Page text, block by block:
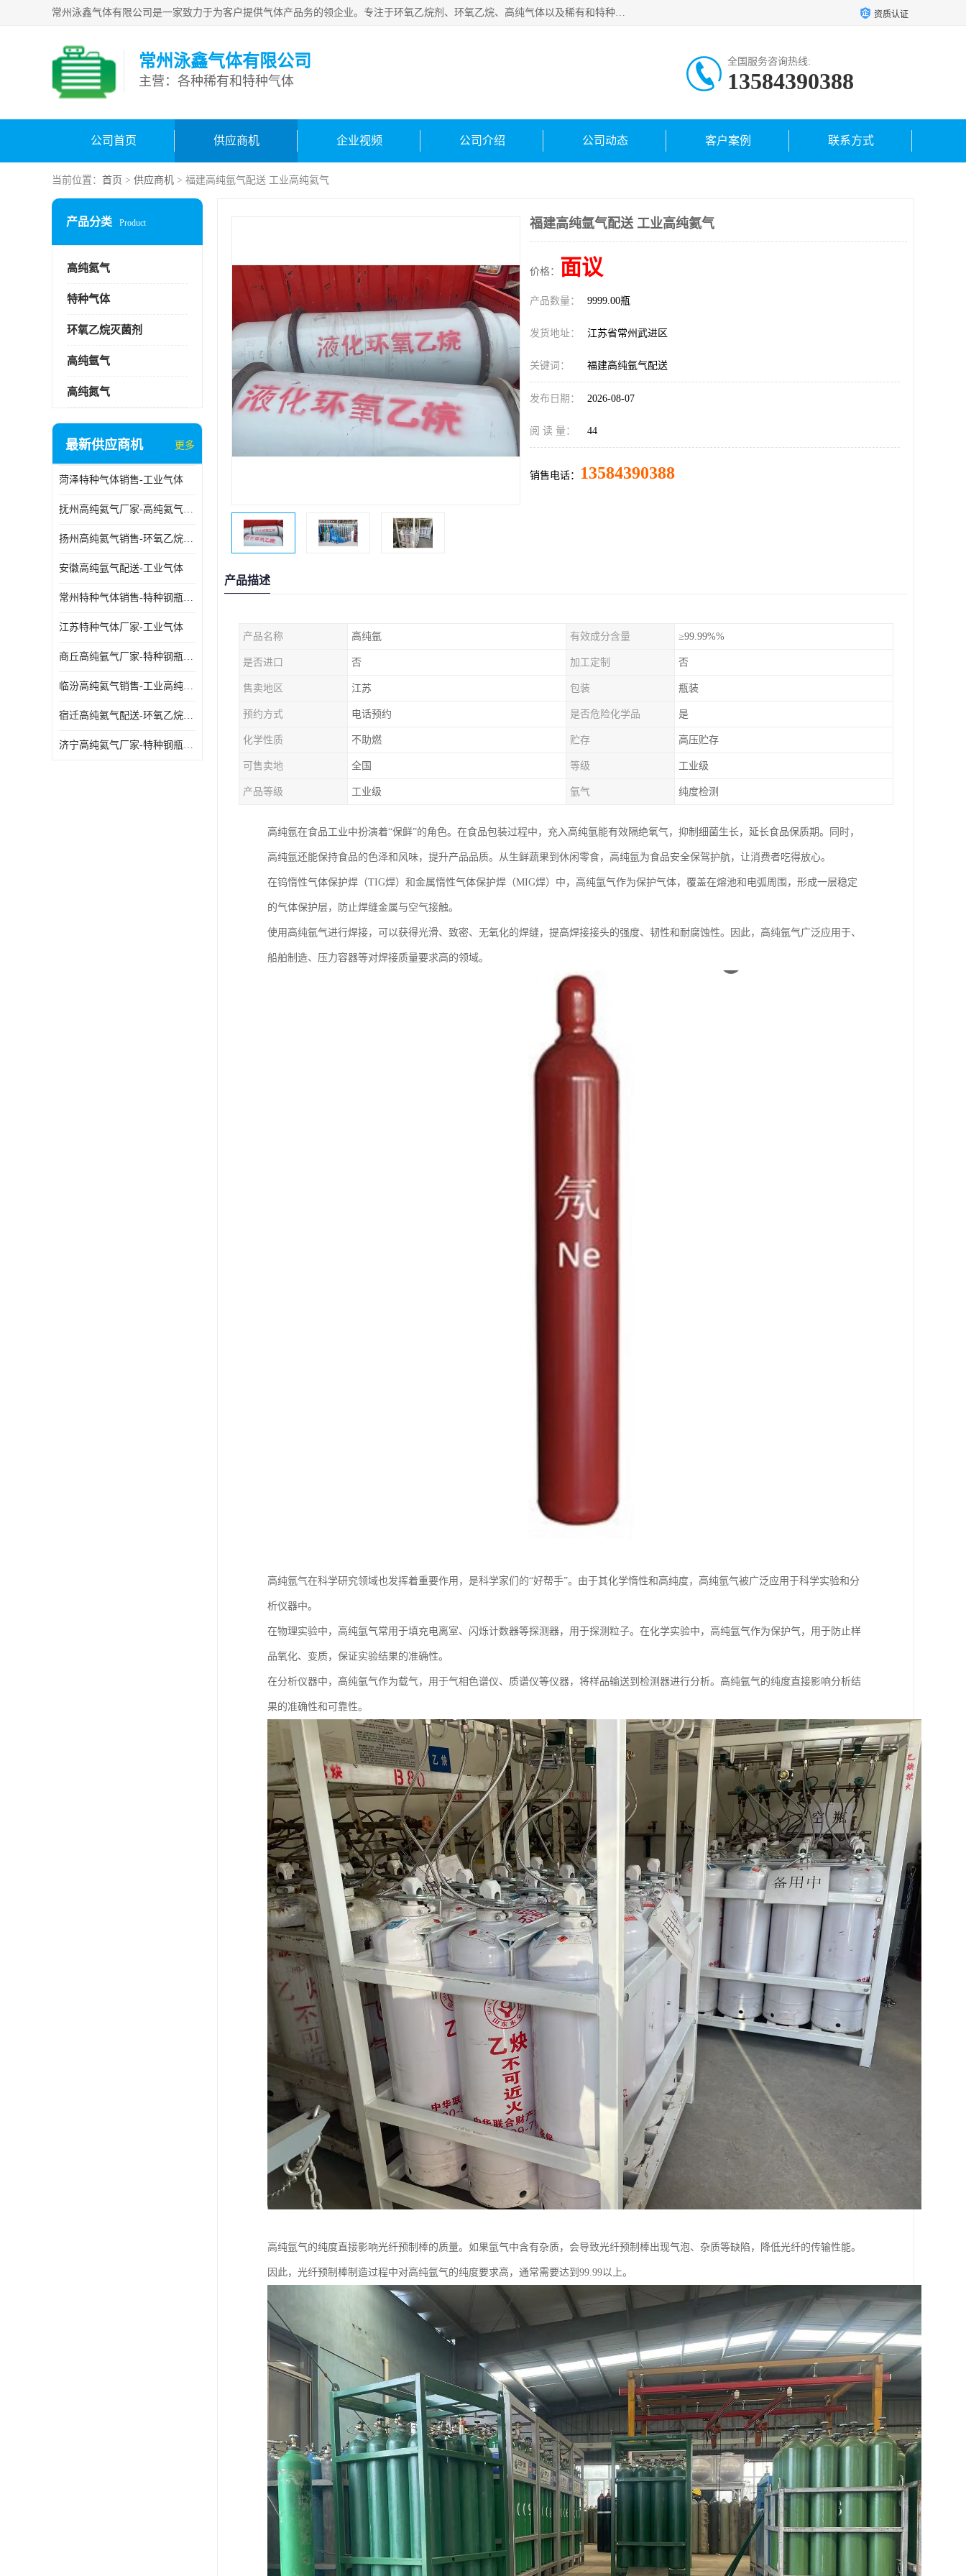
常州泳鑫气体有限公司是一家致力于为客户提供气体产品务的领企业。专注于环氧乙烷剂、环氧乙烷、高纯气体以及稀有和特种气体的研发、生产、销售和配送，产品广泛应用于医疗、电子、科研、化工、食品等多个领域。主要产品有：环氧乙烷灭菌剂，环氧乙烷，高纯氩，氮，氪，氙，氖，氘，笑，氦，氢，氧等各种稀有和特种气体。 资质认证
常州泳鑫气体有限公司
主营：各种稀有和特种气体
全国服务咨询热线:
13584390388
公司首页 供应商机 企业视频 公司介绍 公司动态 客户案例 联系方式
当前位置： 首页 > 供应商机 > 福建高纯氩气配送 工业高纯氦气
产品分类 Product
高纯氦气
特种气体
环氧乙烷灭菌剂
高纯氩气
高纯氮气
最新供应商机 更多
菏泽特种气体销售-工业气体
抚州高纯氦气厂家-高纯氦气标准气体
扬州高纯氦气销售-环氧乙烷灭菌剂
安徽高纯氩气配送-工业气体
常州特种气体销售-特种钢瓶年检配件销售
江苏特种气体厂家-工业气体
商丘高纯氩气厂家-特种钢瓶年检配件销售
临汾高纯氦气销售-工业高纯氦气
宿迁高纯氦气配送-环氧乙烷灭菌剂
济宁高纯氦气厂家-特种钢瓶年检配件销售
福建高纯氩气配送 工业高纯氦气
价格： 面议
产品数量： 9999.00瓶
发货地址： 江苏省常州武进区
关键词： 福建高纯氩气配送
发布日期： 2026-08-07
阅 读 量： 44
销售电话： 13584390388
产品描述
产品名称 高纯氩 有效成分含量 ≥99.99%%
是否进口 否 加工定制 否
售卖地区 江苏 包装 瓶装
预约方式 电话预约 是否危险化学品 是
化学性质 不助燃 贮存 高压贮存
可售卖地 全国 等级 工业级
产品等级 工业级 氩气 纯度检测
高纯氩在食品工业中扮演着“保鲜”的角色。在食品包装过程中，充入高纯氩能有效隔绝氧气，抑制细菌生长，延长食品保质期。同时，
高纯氩还能保持食品的色泽和风味，提升产品品质。从生鲜蔬果到休闲零食，高纯氩为食品安全保驾护航，让消费者吃得放心。
在钨惰性气体保护焊（TIG焊）和金属惰性气体保护焊（MIG焊）中，高纯氩气作为保护气体，覆盖在熔池和电弧周围，形成一层稳定
的气体保护层，防止焊缝金属与空气接触。
使用高纯氩气进行焊接，可以获得光滑、致密、无氧化的焊缝，提高焊接接头的强度、韧性和耐腐蚀性。因此，高纯氩气广泛应用于、
船舶制造、压力容器等对焊接质量要求高的领域。
高纯氩气在科学研究领域也发挥着重要作用，是科学家们的“好帮手”。由于其化学惰性和高纯度，高纯氩气被广泛应用于科学实验和分
析仪器中。
在物理实验中，高纯氩气常用于填充电离室、闪烁计数器等探测器，用于探测粒子。在化学实验中，高纯氩气作为保护气，用于防止样
品氧化、变质，保证实验结果的准确性。
在分析仪器中，高纯氩气作为载气，用于气相色谱仪、质谱仪等仪器，将样品输送到检测器进行分析。高纯氩气的纯度直接影响分析结
果的准确性和可靠性。
高纯氩气的纯度直接影响光纤预制棒的质量。如果氩气中含有杂质，会导致光纤预制棒出现气泡、杂质等缺陷，降低光纤的传输性能。
因此，光纤预制棒制造过程中对高纯氩气的纯度要求高，通常需要达到99.99以上。